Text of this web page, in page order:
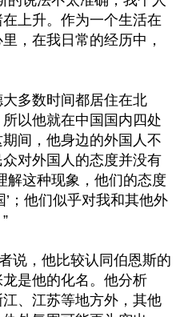
上升。作为一个生活在
，在我日常的经历中，
多数时间都居住在北
以他就在中国国内四处
间，他身边的外国人不
对外国人的态度并没有
解这种现象，他们的态度
；他们似乎对我和其他外
说，他比较认同伯恩斯的
是他的化名。他分析
、江苏等地方外，其他